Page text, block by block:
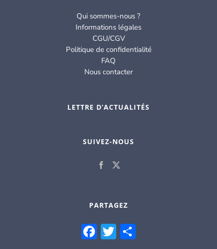
Qui sommes-nous ?
Informations légales
CGU/CGV
Politique de confidentialité
FAQ
Nous contacter
LETTRE D’ACTUALITÉS
SUIVEZ-NOUS
PARTAGEZ
Facebook
Twitter